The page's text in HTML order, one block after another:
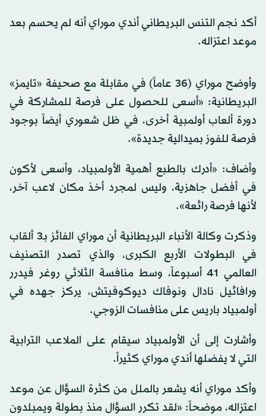
أكد نجم التنس البريطاني أندي موراي أنه لم يحسم بعد
موعد اعتزاله.
وأوضح موراي (36 عاماً) في مقابلة مع صحيفة «تايمز»
البريطانية: «أسعى للحصول على فرصة للمشاركة في
دورة ألعاب أولمبية أخرى، في ظل شعوري أيضاً بوجود
فرصة للفوز بميدالية جديدة».
وأضاف: «أدرك بالطبع أهمية الأولمبياد، وأسعى لأكون
في أفضل جاهزية، وليس لمجرد أخذ مكان لاعب آخر،
لأنها فرصة رائعة».
وذكرت وكالة الأنباء البريطانية أن موراي الفائز بـ3 ألقاب
في البطولات الأربع الكبرى، والذي تصدر التصنيف
العالمي 41 أسبوعاً، وسط منافسة الثلاثي روغر فيدرر
ورافائيل نادال ونوفاك ديوكوفيتش، يركز جهده في
أولمبياد باريس على منافسات الزوجي.
وأشارت إلى أن الأولمبياد سيقام على الملاعب الترابية
التي لا يفضلها أندي موراي كثيراً.
وأكد موراي أنه يشعر بالملل من كثرة السؤال عن موعد
اعتزاله، موضحاً: «لقد تكرر السؤال منذ بطولة ويمبلدون